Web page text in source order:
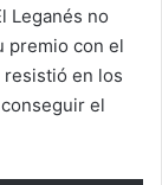
Leganés no
premio con el
resistió en los
el